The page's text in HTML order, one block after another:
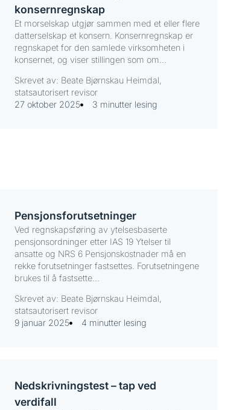
konsernregnskap
Et morselskap utgjør sammen med et eller flere
datterselskap et konsern. Konsernregnskap er
regnskapet for den samlede virksomheten i
konsernet, og viser stillingen som om...
Skrevet av: Beate Bjørnskau Heimdal,
statsautorisert revisor
27 oktober 2025
3 minutter lesing
Pensjonsforutsetninger
Ved regnskapsføring av ytelsesbaserte
pensjonsordninger etter IAS 19 Ytelser til
ansatte og NRS 6 Pensjonskostnader må en
rekke forutsetninger fastsettes. Forutsetningene
brukes til å fastsette...
Skrevet av: Beate Bjørnskau Heimdal,
statsautorisert revisor
9 januar 2025
4 minutter lesing
Nedskrivningstest – tap ved
verdifall